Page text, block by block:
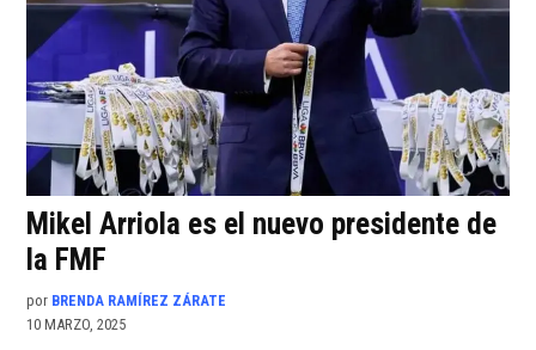
Mikel Arriola es el nuevo presidente de
la FMF
por BRENDA RAMÍREZ ZÁRATE
10 MARZO, 2025